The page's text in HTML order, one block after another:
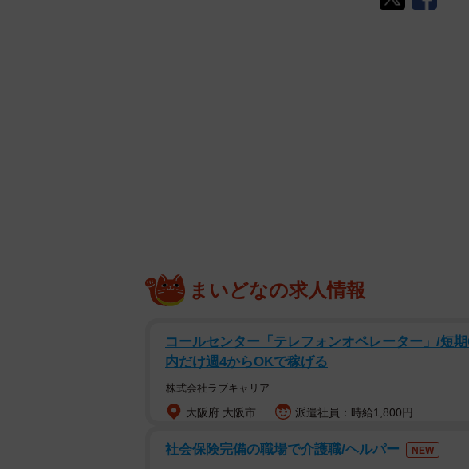
まいどなの求人情報
コールセンター「テレフォンオペレーター」/短
内だけ週4からOKで稼げる
株式会社ラブキャリア
大阪府 大阪市 派遣社員：時給1,800円
社会保険完備の職場で介護職/ヘルパー NEW